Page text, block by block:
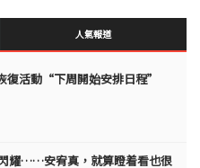
人氣報道
復活動“下周開始安排日程”
耀……安宥真，就算瞪着看也很